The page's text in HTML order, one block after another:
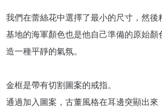
我們在蕾絲花中選擇了最小的尺寸，然後
基地的海軍顏色也是他自己準備的原始
造一種平靜的氣氛。
金框是帶有切割圖案的戒指。
通過加入圖案，古董風格在耳邊突顯出來